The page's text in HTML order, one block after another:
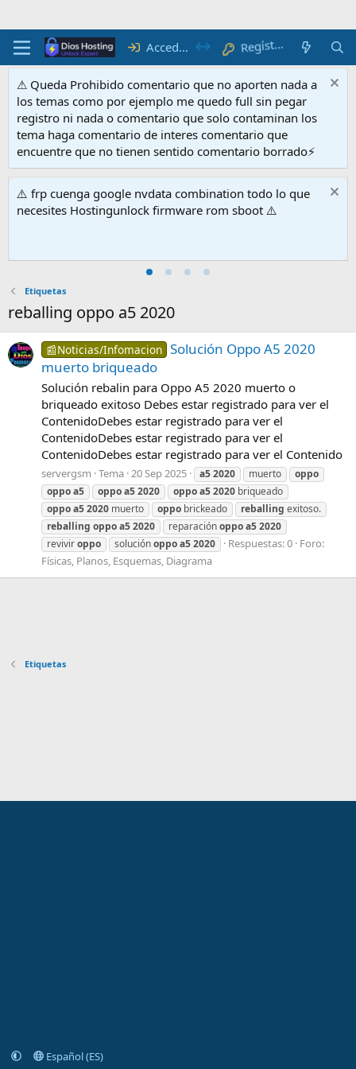
Acceder R
e
gí
str
at
e
⚠ Queda Prohibido comentario que no aporten nada a
los temas como por ejemplo me quedo full sin pegar
registro ni nada o comentario que solo contaminan los
tema haga comentario de interes comentario que
encuentre que no tienen sentido comentario borrado⚡
⚠️ frp cuenga google nvdata combination todo lo que
necesites Hostingunlock firmware rom sboot ⚠️
Etiquetas
reballing oppo a5 2020
📰Noticias/Infomacion Solución Oppo A5 2020
muerto briqueado
Solución rebalin para Oppo A5 2020 muerto o
briqueado exitoso Debes estar registrado para ver el
ContenidoDebes estar registrado para ver el
ContenidoDebes estar registrado para ver el
ContenidoDebes estar registrado para ver el Contenido
servergsm Tema 20 Sep 2025 a52020 muerto
oppo
oppoa5 oppoa52020 oppoa52020 briqueado
oppoa52020 muerto oppo brickeado reballing exitoso.
reballing oppoa52020 reparaciónoppoa52020
reviviroppo soluciónoppoa52020 Respuestas: 0 Foro:
Físicas, Planos, Esquemas, Diagrama
Etiquetas
Español (ES)